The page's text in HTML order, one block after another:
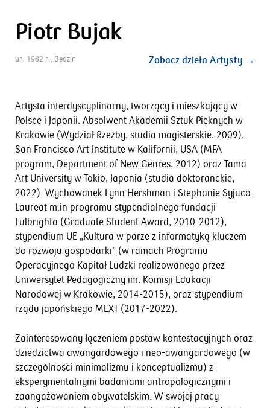
Piotr Bujak
ur. 1982 r., Będzin Zobacz dzieła Artysty →
Artysta interdyscyplinarny, tworzący i mieszkający w
Polsce i Japonii. Absolwent Akademii Sztuk Pięknych w
Krakowie (Wydział Rzeźby, studia magisterskie, 2009),
San Francisco Art Institute w Kalifornii, USA (MFA
program, Department of New Genres, 2012) oraz Tama
Art University w Tokio, Japonia (studia doktoranckie,
2022). Wychowanek Lynn Hershman i Stephanie Syjuco.
Laureat m.in programu stypendialnego fundacji
Fulbrighta (Graduate Student Award, 2010-2012),
stypendium UE „Kultura w parze z informatyką kluczem
do rozwoju gospodarki” (w ramach Programu
Operacyjnego Kapitał Ludzki realizowanego przez
Uniwersytet Pedagogiczny im. Komisji Edukacji
Narodowej w Krakowie, 2014-2015), oraz stypendium
rządu japońskiego MEXT (2017-2022).
Zainteresowany łączeniem postaw kontestacyjnych oraz
dziedzictwa awangardowego i neo-awangardowego (w
szczególności minimalizmu i konceptualizmu) z
eksperymentalnymi badaniami antropologicznymi i
zaangażowaniem obywatelskim. W swojej pracy